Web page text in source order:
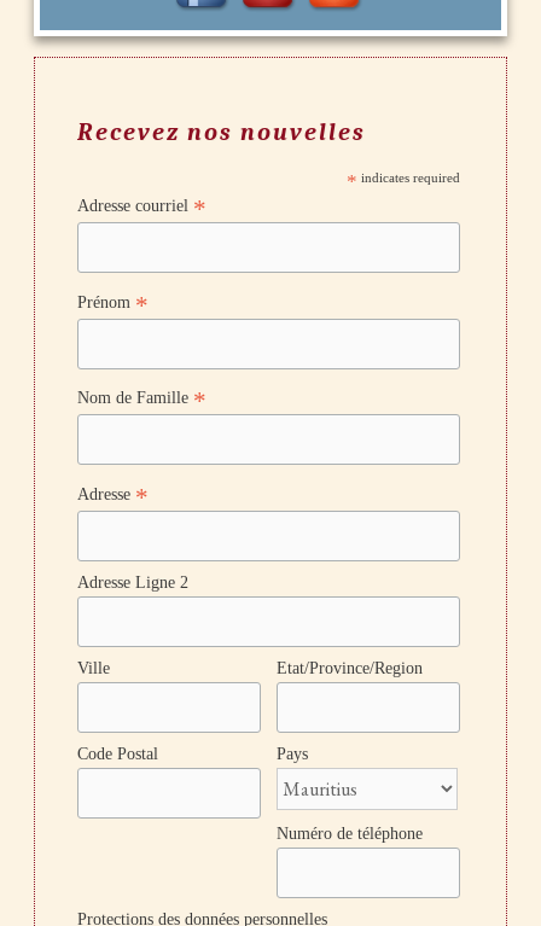
Recevez nos nouvelles
* indicates required
Adresse courriel *
Prénom *
Nom de Famille *
Adresse *
Adresse Ligne 2
Ville Etat/Province/Region
Code Postal Pays
Numéro de téléphone
Protections des données personnelles